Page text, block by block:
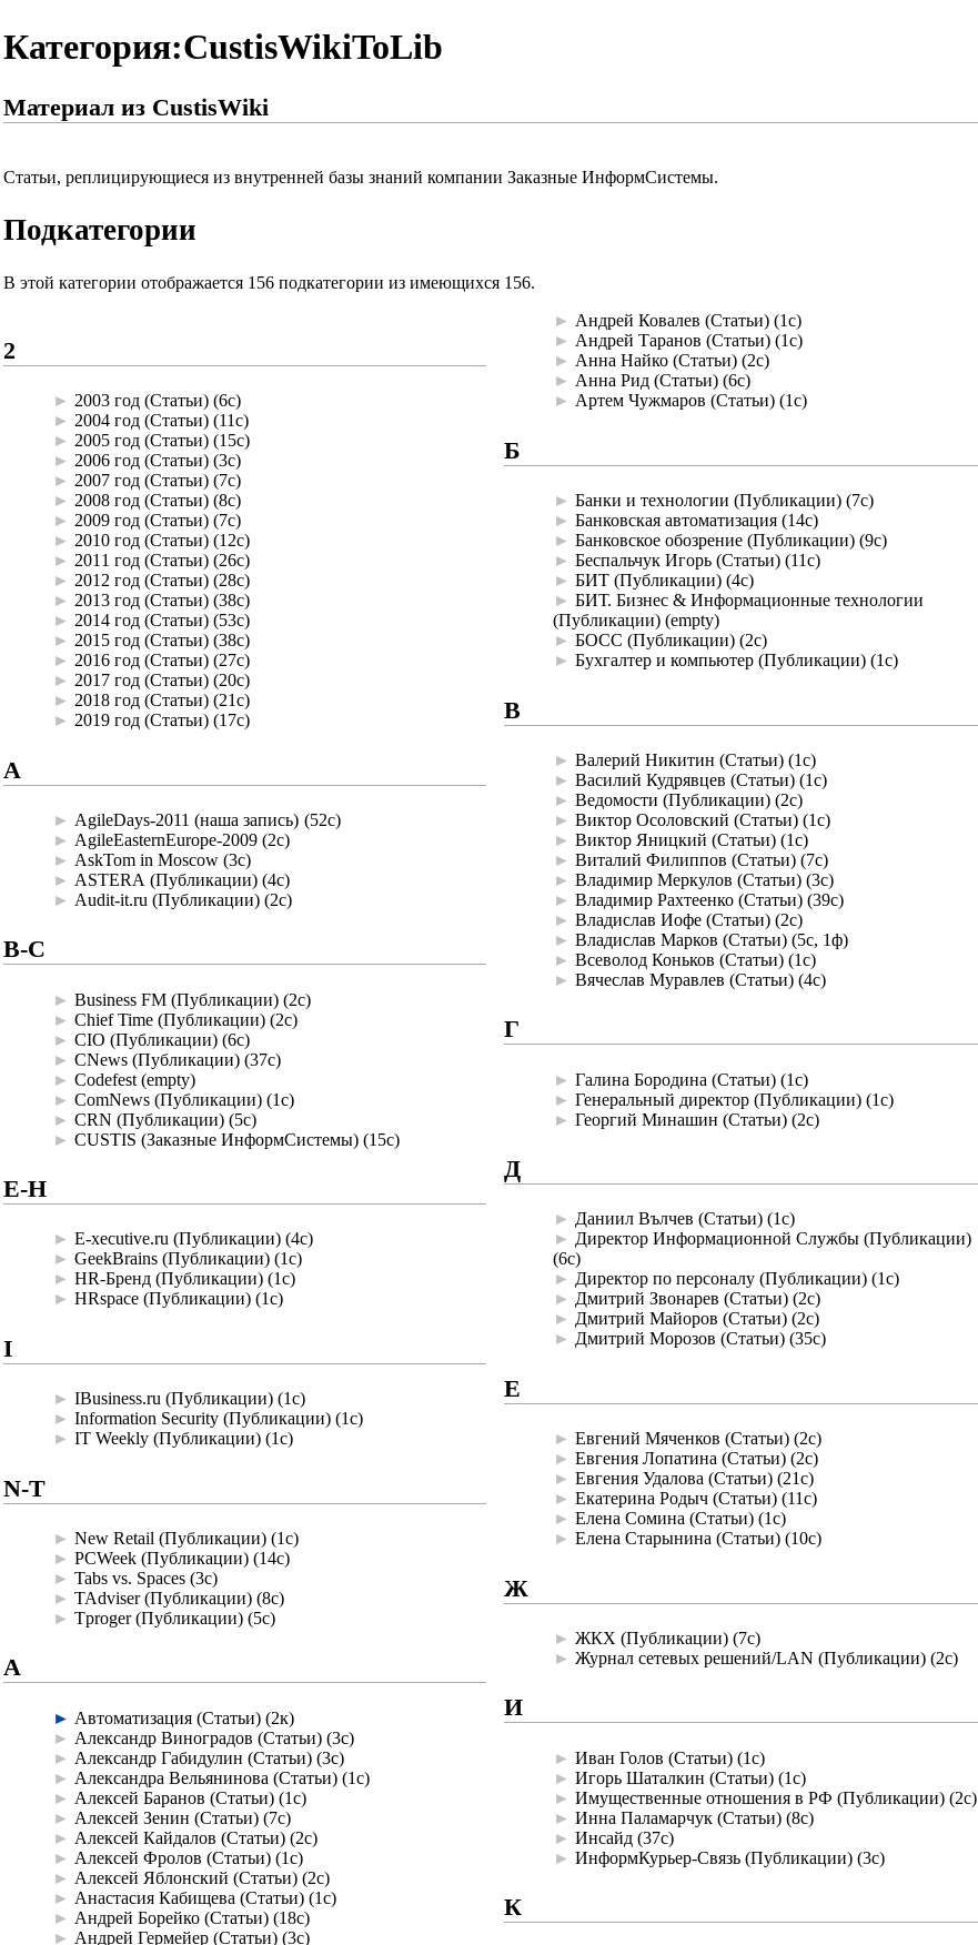
Категория:CustisWikiToLib
Материал из CustisWiki
Статьи, реплицирующиеся из внутренней базы знаний компании Заказные ИнформСистемы.
Подкатегории
В этой категории отображается 156 подкатегории из имеющихся 156.
2
► 2003 год (Статьи) (6с)
► 2004 год (Статьи) (11с)
► 2005 год (Статьи) (15с)
► 2006 год (Статьи) (3с)
► 2007 год (Статьи) (7с)
► 2008 год (Статьи) (8с)
► 2009 год (Статьи) (7с)
► 2010 год (Статьи) (12с)
► 2011 год (Статьи) (26с)
► 2012 год (Статьи) (28с)
► 2013 год (Статьи) (38с)
► 2014 год (Статьи) (53с)
► 2015 год (Статьи) (38с)
► 2016 год (Статьи) (27с)
► 2017 год (Статьи) (20с)
► 2018 год (Статьи) (21с)
► 2019 год (Статьи) (17с)
A
► AgileDays-2011 (наша запись) (52с)
► AgileEasternEurope-2009 (2с)
► AskTom in Moscow (3с)
► ASTERA (Публикации) (4с)
► Audit-it.ru (Публикации) (2с)
B-C
► Business FM (Публикации) (2с)
► Chief Time (Публикации) (2с)
► CIO (Публикации) (6с)
► CNews (Публикации) (37с)
► Codefest (empty)
► ComNews (Публикации) (1с)
► CRN (Публикации) (5с)
► CUSTIS (Заказные ИнформСистемы) (15с)
E-H
► E-xecutive.ru (Публикации) (4с)
► GeekBrains (Публикации) (1с)
► HR-Бренд (Публикации) (1с)
► HRspace (Публикации) (1с)
I
► IBusiness.ru (Публикации) (1с)
► Information Security (Публикации) (1с)
► IT Weekly (Публикации) (1с)
N-T
► New Retail (Публикации) (1с)
► PCWeek (Публикации) (14с)
► Tabs vs. Spaces (3с)
► TAdviser (Публикации) (8с)
► Tproger (Публикации) (5с)
А
► Автоматизация (Статьи) (2к)
► Александр Виноградов (Статьи) (3с)
► Александр Габидулин (Статьи) (3с)
► Александра Вельянинова (Статьи) (1с)
► Алексей Баранов (Статьи) (1с)
► Алексей Зенин (Статьи) (7с)
► Алексей Кайдалов (Статьи) (2с)
► Алексей Фролов (Статьи) (1с)
► Алексей Яблонский (Статьи) (2с)
► Анастасия Кабищева (Статьи) (1с)
► Андрей Борейко (Статьи) (18с)
► Андрей Гермейер (Статьи) (3с)
► Андрей Ковалев (Статьи) ‎(1с)
► Андрей Таранов (Статьи) ‎(1с)
► Анна Найко (Статьи) ‎(2с)
► Анна Рид (Статьи) ‎(6с)
► Артем Чужмаров (Статьи) ‎(1с)
Б
►Банки и технологии (Публикации) ‎(7с)
►Банковская автоматизация ‎(14с)
►Банковское обозрение (Публикации) ‎(9с)
►Беспальчук Игорь (Статьи) ‎(11с)
►БИТ (Публикации) ‎(4с)
►БИТ. Бизнес & Информационные технологии
(Публикации) ‎(empty)
►БОСС (Публикации) ‎(2с)
►Бухгалтер и компьютер (Публикации) ‎(1с)
В
►Валерий Никитин (Статьи) ‎(1с)
►Василий Кудрявцев (Статьи) ‎(1с)
►Ведомости (Публикации) ‎(2с)
►Виктор Осоловский (Статьи) ‎(1с)
►Виктор Яницкий (Статьи) ‎(1с)
►Виталий Филиппов (Статьи) ‎(7с)
►Владимир Меркулов (Статьи) ‎(3с)
►Владимир Рахтеенко (Статьи) ‎(39с)
►Владислав Иофе (Статьи) ‎(2с)
►Владислав Марков (Статьи) ‎(5с, 1ф)
►Всеволод Коньков (Статьи) ‎(1с)
►Вячеслав Муравлев (Статьи) ‎(4с)
Г
►Галина Бородина (Статьи) ‎(1с)
►Генеральный директор (Публикации) ‎(1с)
►Георгий Минашин (Статьи) ‎(2с)
Д
►Даниил Вълчев (Статьи) ‎(1с)
►Директор Информационной Службы (Публикации)
(6с)
►Директор по персоналу (Публикации) ‎(1с)
►Дмитрий Звонарев (Статьи) ‎(2с)
►Дмитрий Майоров (Статьи) ‎(2с)
►Дмитрий Морозов (Статьи) ‎(35с)
Е
►Евгений Мяченков (Статьи) ‎(2с)
►Евгения Лопатина (Статьи) ‎(2с)
►Евгения Удалова (Статьи) ‎(21с)
►Екатерина Родыч (Статьи) ‎(11с)
►Елена Сомина (Статьи) ‎(1с)
►Елена Старынина (Статьи) ‎(10с)
Ж
►ЖКХ (Публикации) ‎(7с)
►Журнал сетевых решений/LAN (Публикации) ‎(2с)
И
►Иван Голов (Статьи) ‎(1с)
►Игорь Шаталкин (Статьи) ‎(1с)
►Имущественные отношения в РФ (Публикации) ‎(2с)
►Инна Паламарчук (Статьи) ‎(8с)
►Инсайд ‎(37с)
►ИнформКурьер-Связь (Публикации) ‎(3с)
К